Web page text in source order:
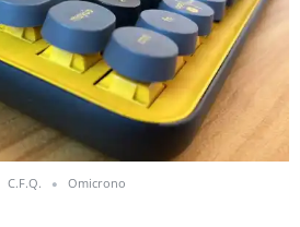
C.F.Q. Omicrono